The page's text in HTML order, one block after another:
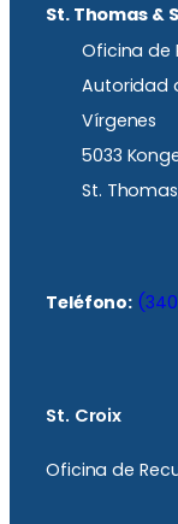
St. Thomas &
Oficina de
Autoridad
Vírgenes
5033
St.
Teléfono:
St. Croix
Oficina de